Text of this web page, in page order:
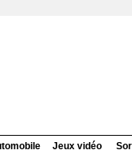
Jeux vidéo